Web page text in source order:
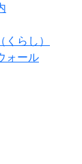
らし）
ォール